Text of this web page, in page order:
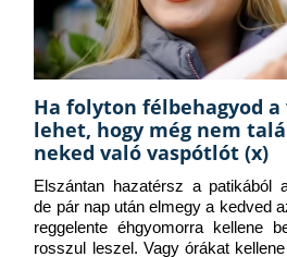
Ha folyton félbehagyod
lehet, hogy még nem
neked való vaspótlót (x)
Elszántan hazatérsz a patikából
de pár nap után elmegy a kedved
reggelente éhgyomorra kellene
rosszul leszel. Vagy órákat